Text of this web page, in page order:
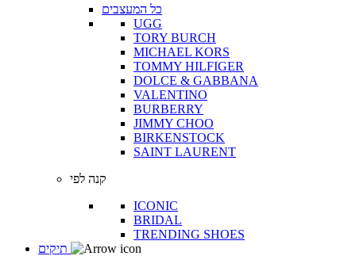
כל המעצבים
UGG
TORY BURCH
MICHAEL KORS
TOMMY HILFIGER
DOLCE & GABBANA
VALENTINO
BURBERRY
JIMMY CHOO
BIRKENSTOCK
SAINT LAURENT
קנה לפי
ICONIC
BRIDAL
TRENDING SHOES